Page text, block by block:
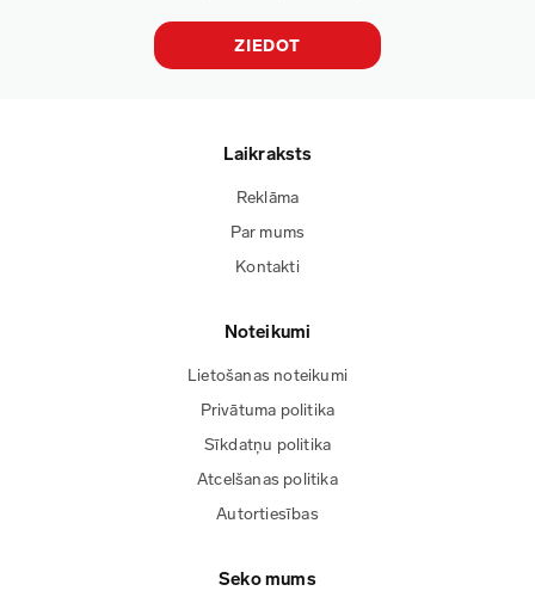
ZIEDOT
Laikraksts
Reklāma
Par mums
Kontakti
Noteikumi
Lietošanas noteikumi
Privātuma politika
Sīkdatņu politika
Atcelšanas politika
Autortiesības
Seko mums